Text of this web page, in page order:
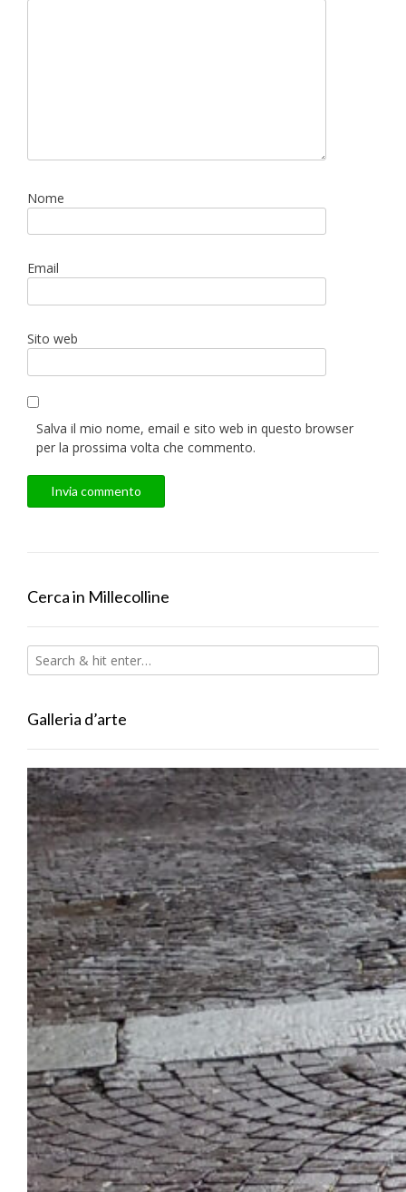
Nome
Email
Sito web
Salva il mio nome, email e sito web in questo browser
per la prossima volta che commento.
Cerca in Millecolline
Galleria d’arte